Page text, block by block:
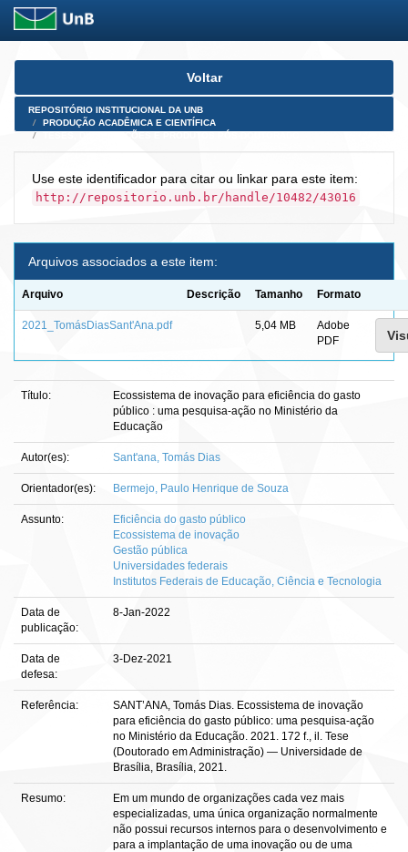
Skip
Voltar
REPOSITÓRIO INSTITUCIONAL DA UNB
PRODUÇÃO ACADÊMICA E CIENTÍFICA
Use este identificador para citar ou linkar para este item:
http://repositorio.unb.br/handle/10482/43016
Arquivos associados a este item:
Arquivo Descrição Tamanho Formato
2021_TomásDiasSant'Ana.pdf 5,04 MB
Adobe
PDF
Título:
Ecossistema de inovação para eficiência do gasto
público : uma pesquisa-ação no Ministério da
Educação
Autor(es): Sant'ana, Tomás Dias
Orientador(es): Bermejo, Paulo Henrique de Souza
Assunto:
Eficiência do gasto público
Ecossistema de inovação
Gestão pública
Universidades federais
Institutos Federais de Educação, Ciência e Tecnologia
Data de
publicação:
8-Jan-2022
Data de
defesa:
3-Dez-2021
Referência:
SANT’ANA, Tomás Dias. Ecossistema de inovação
para eficiência do gasto público: uma pesquisa-ação
no Ministério da Educação. 2021. 172 f., il. Tese
(Doutorado em Administração) — Universidade de
Brasília, Brasília, 2021.
Resumo:
Em um mundo de organizações cada vez mais
especializadas, uma única organização normalmente
não possui recursos internos para o desenvolvimento e
para a implantação de uma inovação ou de uma